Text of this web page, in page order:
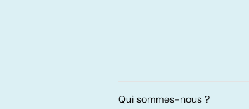
Qui sommes-nous ?